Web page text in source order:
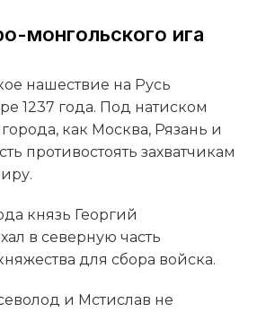
монгольского ига
нашествие на Русь
1237 года. Под натиском
как Москва, Рязань и
противостоять захватчикам
князь Георгий
в северную часть
для сбора войска.
и Мстислав не